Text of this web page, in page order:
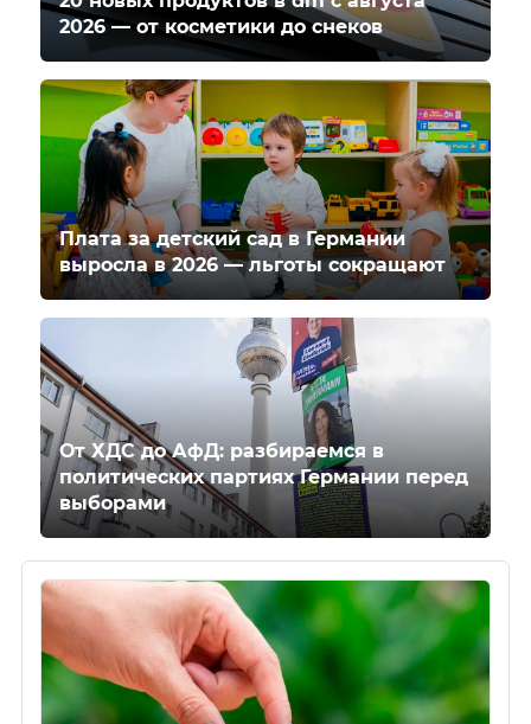
2026 — от косметики до снеков
Плата за детский сад в Германии
выросла в 2026 — льготы сокращают
От ХДС до АфД: разбираемся в
политических партиях Германии перед
выборами